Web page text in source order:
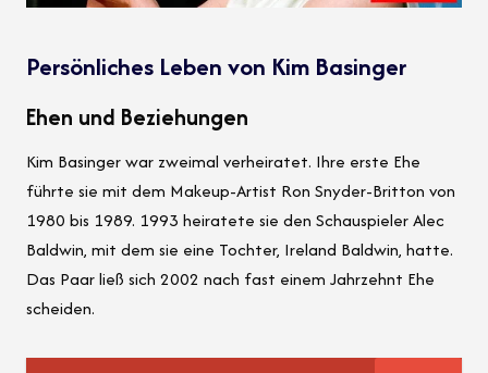
Persönliches Leben von Kim Basinger
Ehen und Beziehungen
Kim Basinger war zweimal verheiratet. Ihre erste Ehe
führte sie mit dem Makeup-Artist Ron Snyder-Britton von
1980 bis 1989. 1993 heiratete sie den Schauspieler Alec
Baldwin, mit dem sie eine Tochter, Ireland Baldwin, hatte.
Das Paar ließ sich 2002 nach fast einem Jahrzehnt Ehe
scheiden.